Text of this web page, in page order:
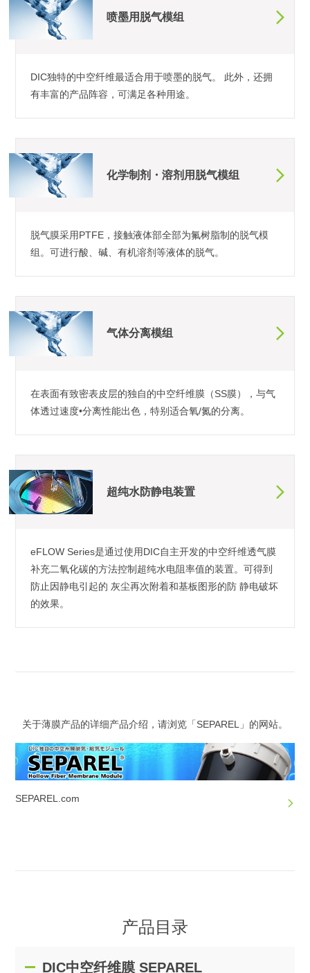
喷墨用脱气模组
DIC独特的中空纤维最适合用于喷墨的脱气。 此外，还拥
有丰富的产品阵容，可满足各种用途。
化学制剂・溶剂用脱气模组
脱气膜采用PTFE，接触液体部全部为氟树脂制的脱气模
组。可进行酸、碱、有机溶剂等液体的脱气。
气体分离模组
在表面有致密表皮层的独自的中空纤维膜（SS膜），与气
体透过速度•分离性能出色，特别适合氧/氮的分离。
超纯水防静电装置
eFLOW Series是通过使用DIC自主开发的中空纤维透气膜
补充二氧化碳的方法控制超纯水电阻率值的装置。可得到
防止因静电引起的 灰尘再次附着和基板图形的防 静电破坏
的效果。
关于薄膜产品的详细产品介绍，请浏览「SEPAREL」的网站。
SEPAREL.com
产品目录
DIC中空纤维膜 SEPAREL